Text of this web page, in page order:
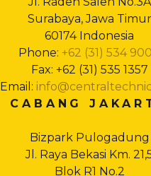
Surabaya, Jawa Timur
60174 Indonesia
Phone: +62 (31) 534
Fax: +62 (31) 535 1357
Email:
CABANG
Bizpark Pulogadung
Jl. Raya Bekasi Km.
Blok R1 No.2